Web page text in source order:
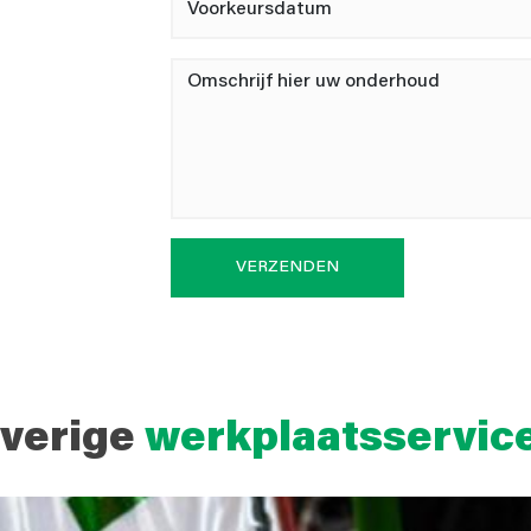
VERZENDEN